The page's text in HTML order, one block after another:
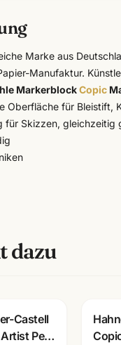
Marke aus
Manufaktur.
MarkerblockCopic
Oberfläche für Bleistift,
für Skizzen,
dazu
Castell
Pen